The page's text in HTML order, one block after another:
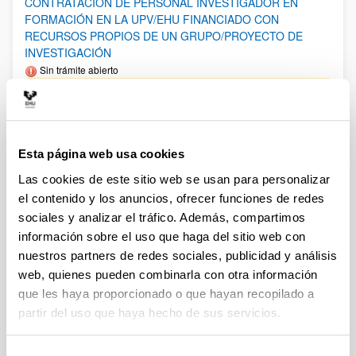
Esta página web usa cookies
Las cookies de este sitio web se usan para personalizar
el contenido y los anuncios, ofrecer funciones de redes
sociales y analizar el tráfico. Además, compartimos
información sobre el uso que haga del sitio web con
nuestros partners de redes sociales, publicidad y análisis
web, quienes pueden combinarla con otra información
que les haya proporcionado o que hayan recopilado a
partir del uso que haya hecho de sus servicios.
FORMACIÓN EN LA UPV/EHU FINANCIADO CON
RECURSOS PROPIOS DE UN GRUPO/PROYECTO DE
INVESTIGACIÓN
Sin trámite abierto
excluídos. Plazo alegaciones: hasta el 18/12/2024. 02/12/2024:
2. 15/11/2024: Listado Provisional de solicitudes admitidas y
excluídas en Fase 2. Plazo de alegaciones: del 18/11/2024 al
29/11/2024 (ambos incluídos). 29/10/2024: Anexo I Fase 2.
Plazo de presentación de solicitudes: del 30/10/2024 al
13/11/2024. 29/10/2024: 2a corrección de errores de la
convocatoria.17/10/2024: Corrección de errores de la
convocatoria. 11/10/2024: Se ha publicado la convocatoria.
Ayudas postdoctorales Ramón y Cajal 2024
Plazo de presentación cerrado (Fecha de fin del plazo de
presentación: 21/01/2025 14:00)